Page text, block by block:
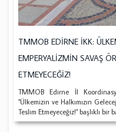
TMMOB EDİRNE İKK:
EMPERYALİZMİN SAVAŞ
ETMEYECEĞİZ!
​TMMOB Edirne İl
"Ülkemizin ve Halkımızın
Teslim Etmeyeceğiz!" başlıklı bir